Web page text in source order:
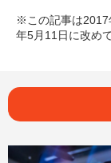
※この記事は2017
年5月11日に改め